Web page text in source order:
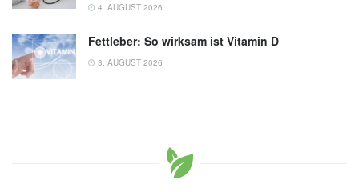
4. AUGUST 2026
Fettleber: So wirksam ist Vitamin D
3. AUGUST 2026